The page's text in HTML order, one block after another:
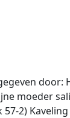
moeder
2)